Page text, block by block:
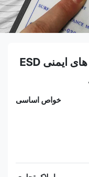
زیره نرم ضد لغزش چکمه های ایمنی ESD
خواص اساسی